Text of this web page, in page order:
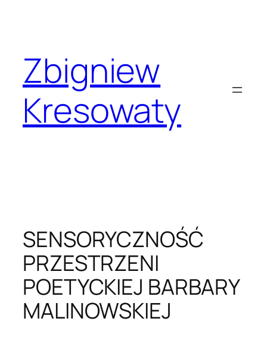
Zbigniew
Kresowaty
SENSORYCZNOŚĆ
PRZESTRZENI
POETYCKIEJ BARBARY
MALINOWSKIEJ